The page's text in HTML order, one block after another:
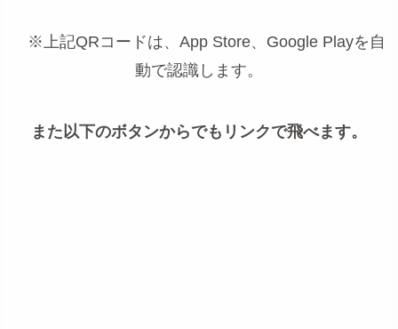
※上記QRコードは、App Store、Google Playを自
動で認識します。
また以下のボタンからでもリンクで飛べます。